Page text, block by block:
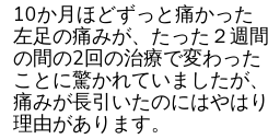
10か月ほどずっと痛かった
左足の痛みが、たった２週間
の間の2回の治療で変わった
ことに驚かれていましたが、
痛みが長引いたのにはやはり
理由があります。